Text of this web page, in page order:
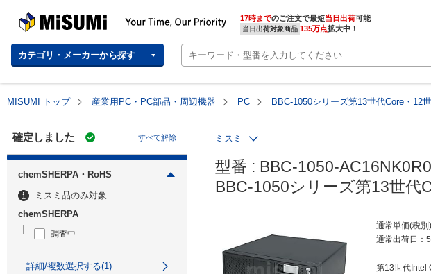
MISUMI | Your Time, Our Priority 17時までのご注文で最短当日出荷
当日出荷対象商品 135万点拡大中！
カテゴリ・メーカーから探す
MISUMI トップ 産業用PC・PC部品・周辺機器 PC BBC-1050シリーズ第13世代Core・12
確定しました すべて解除
chemSHERPA・RoHS
ミスミ品のみ対象
chemSHERPA
調査中
詳細/複数選択する(1)
ミスミ
型番 : BBC-1050-
BBC-1050シリーズ第13世代
通常単価(税別)
通常出荷日：
第13世代Intel